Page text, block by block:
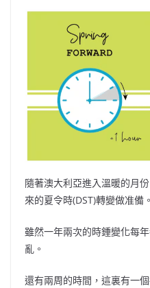
隨著澳大利亞進入溫暖的月
來的夏令時(DST)轉變做准備。
雖然一年兩次的時鍾變化每
亂。
還有兩周的時間，這裏有一